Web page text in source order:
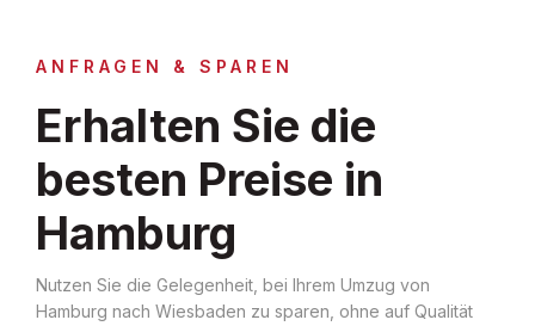
ANFRAGEN & SPAREN
Erhalten Sie die
besten Preise in
Hamburg
Nutzen Sie die Gelegenheit, bei Ihrem Umzug von
Hamburg nach Wiesbaden zu sparen, ohne auf Qualität